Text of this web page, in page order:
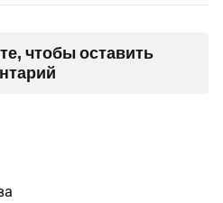
чтобы оставить